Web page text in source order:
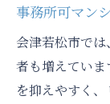
事務所可マン
会津若松市で
者も増えてい
を抑えやすく